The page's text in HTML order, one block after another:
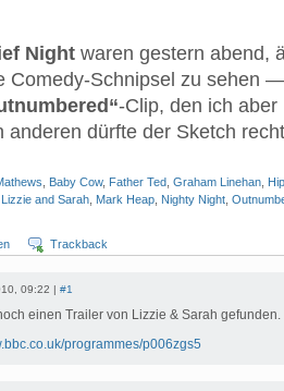
Night waren gestern abend,
Comedy-Schnipsel zu sehen
-Clip, den ich
anderen dürfte der Sketch
Baby Cow, Father Ted Graham Linehan
Lizzie and Sarah Mark Heap Nighty Night
Trackback
09:22 | #1
einen Trailer von Lizzie & Sarah
programmes/p006zgs5